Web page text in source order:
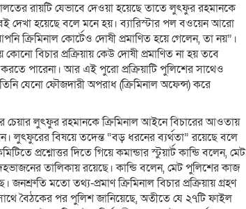
রায়টি যেভাবে দেওয়া হয়েছে তাতে লুৎফুর রহমানকে
দেখা হয়েছে বলে মনে হয়। ব্যারিস্টার পল বওয়েন আরো
ক্রিমিনাল কোর্টেও দোষী প্রমাণিত হয়ে গেলেন, তা নয়”।
বিচার প্রক্রিয়ায় কেউ দোষী প্রমাণিত না হয় তবে
পারেনা। আর এই পুরো প্রক্রিয়াটি পুলিশের সাথেও
যেনো ফৌজদারী অপরাধ (ক্রিমিনাল অফেন্স) করে
চেয়ার লুৎফুর রহমানকে ক্রিমিনাল আইনে বিচারের আওতায়
লুৎফুরের বিষয়ে তদেন্ত “বড় ধরনের ব্যর্থতা” রয়েছে বলে
প্রশ্নোত্তর দিতে গিয়ে কমান্ডার স্টুয়ার্ট কান্ডি বলেন, মেট
তালিকায় রয়েছে। কান্ডি বলেন, মেট পুলিশের কাজ
মতো তথ্য-প্রমাণ ক্রিমিনাল বিচার প্রক্রিয়ায় গ্রহণ
বৈঠকের পর পুলিশ জানিয়েছে, অতীতে যে ২৭টি ফাইল